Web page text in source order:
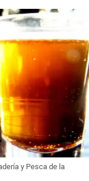
y Pesca de la